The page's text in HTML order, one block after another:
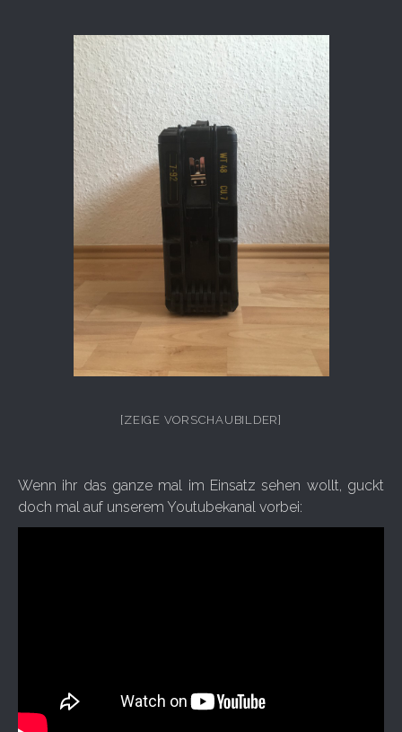
[ZEIGE VORSCHAUBILDER]
Wenn ihr das ganze mal im Einsatz sehen wollt, guckt
doch mal auf unserem Youtubekanal vorbei: